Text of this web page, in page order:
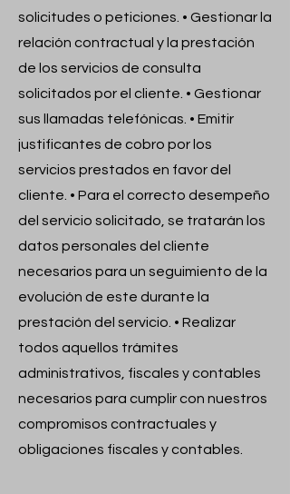
solicitudes o peticiones. • Gestionar la
relación contractual y la prestación
de los servicios de consulta
solicitados por el cliente. • Gestionar
sus llamadas telefónicas. • Emitir
justificantes de cobro por los
servicios prestados en favor del
cliente. • Para el correcto desempeño
del servicio solicitado, se tratarán los
datos personales del cliente
necesarios para un seguimiento de la
evolución de este durante la
prestación del servicio. • Realizar
todos aquellos trámites
administrativos, fiscales y contables
necesarios para cumplir con nuestros
compromisos contractuales y
obligaciones fiscales y contables.